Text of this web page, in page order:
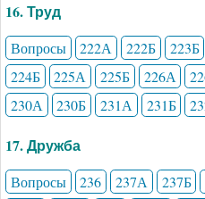
16. Труд
Вопросы 222А 222Б 223Б
224Б
225А 225Б 226А
230А
230Б 231А 231Б
17. Дружба
Вопросы 236 237А 237Б